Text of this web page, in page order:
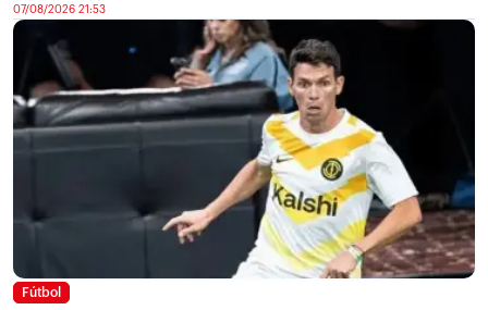
07/08/2026 21:53
Fútbol